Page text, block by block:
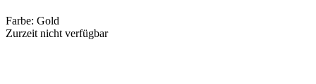
Farbe: Gold
Zurzeit nicht verfügbar